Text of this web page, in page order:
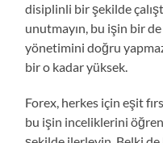
disiplinli bir şekilde
unutmayın, bu işin bir
yönetimini doğru
bir o kadar yüksek.
Forex, herkes için eşit
bu işin inceliklerini